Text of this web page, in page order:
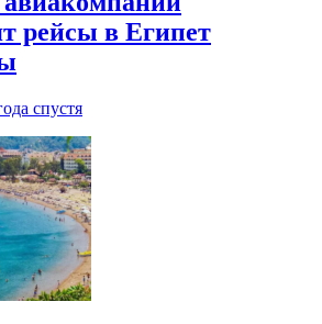
рейсы в Египет
спустя